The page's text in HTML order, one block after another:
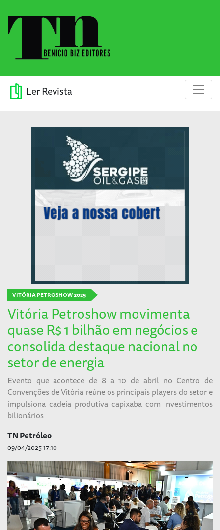
Ler Revista
VITÓRIA PETROSHOW 2025
Vitória Petroshow movimenta
quase R$ 1 bilhão em negócios e
consolida destaque nacional no
setor de energia
Evento que acontece de 8 a 10 de abril no Centro de
Convenções de Vitória reúne os principais players do setor e
impulsiona cadeia produtiva capixaba com investimentos
bilionários
TN Petróleo
09/04/2025 17:10